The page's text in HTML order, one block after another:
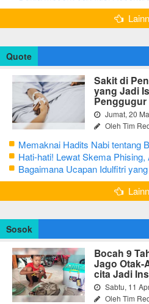
terjebak Tipu Daya
Quote
Sakit di
yang Jadi
Penggugur
Jumat, 20
Oleh Tim
Memaknai Hadits Nabi tentang
Secara Bijak Agar Tidak
Hati-hati! Lewat Skema
Kurang dari 3 Menit
Bagaimana Ucapan Idulfitri
Rasulullah
Sosok
Bocah 9
Jago Otak-
cita Jadi
Sabtu, 11
Oleh Tim